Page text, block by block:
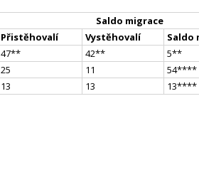
Saldo migrace
Přistěhovalí Vystěhovalí
Saldo
47** 42** 5**
25 11 54****
13 13 13****